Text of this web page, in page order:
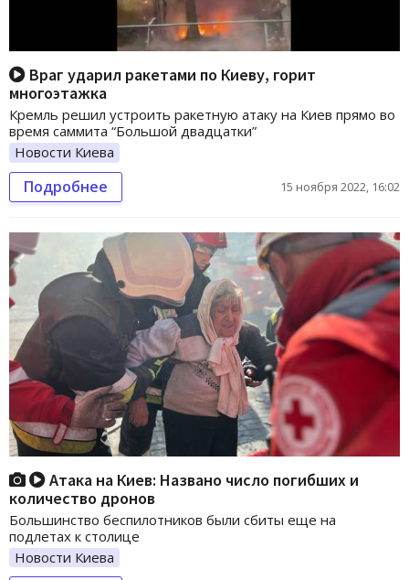
Враг ударил ракетами по Киеву, горит
многоэтажка
Кремль решил устроить ракетную атаку на Киев прямо во
время саммита “Большой двадцатки”
Новости Киева
Подробнее 15 ноября 2022, 16:02
Атака на Киев: Названо число погибших и
количество дронов
Большинство беспилотников были сбиты еще на
подлетах к столице
Новости Киева